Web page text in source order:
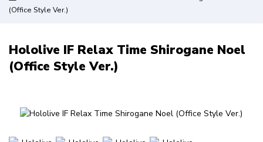
(Office Style Ver.)
Hololive IF Relax Time Shirogane Noel
(Office Style Ver.)